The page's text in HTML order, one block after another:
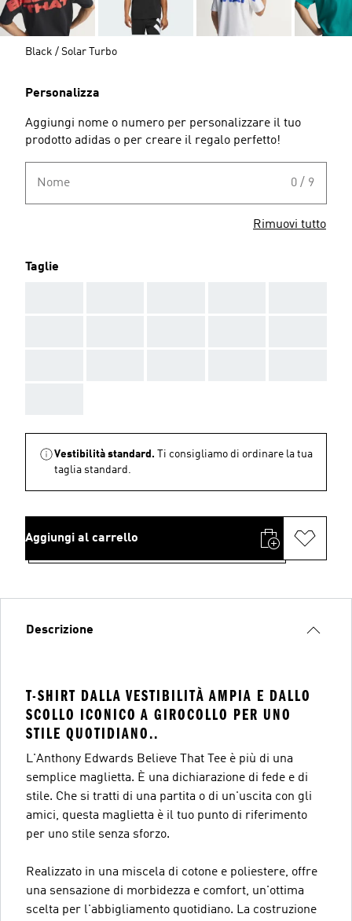
Black / Solar Turbo
Personalizza
Aggiungi nome o numero per personalizzare il tuo
prodotto adidas o per creare il regalo perfetto!
Nome 0 / 9
Rimuovi tutto
Taglie
Vestibilità standard.
Ti consigliamo di ordinare la tua
taglia standard.
Aggiungi al carrello
Descrizione
T-SHIRT DALLA VESTIBILITÀ AMPIA E DALLO
SCOLLO ICONICO A GIROCOLLO PER UNO
STILE QUOTIDIANO..
L'Anthony Edwards Believe That Tee è più di una
semplice maglietta. È una dichiarazione di fede e di
stile. Che si tratti di una partita o di un'uscita con gli
amici, questa maglietta è il tuo punto di riferimento
per uno stile senza sforzo.
Realizzato in una miscela di cotone e poliestere, offre
una sensazione di morbidezza e comfort, un'ottima
scelta per l'abbigliamento quotidiano. La costruzione